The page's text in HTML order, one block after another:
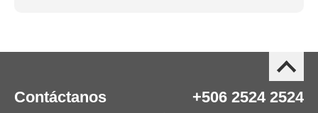
Contáctanos +506 2524 2524